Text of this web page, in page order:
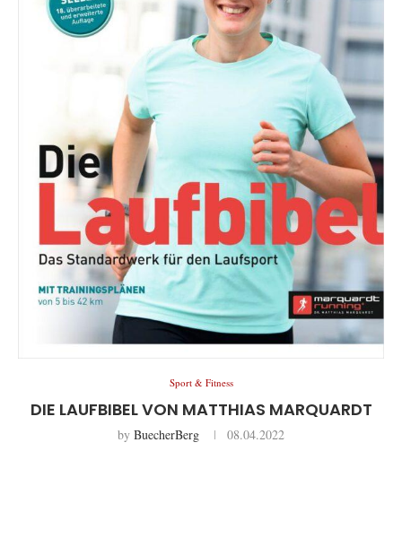
Sport & Fitness
DIE LAUFBIBEL VON MATTHIAS MARQUARDT
by BuecherBerg 08.04.2022